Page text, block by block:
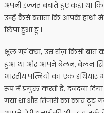
अपनी इज़्ज़त बचाते हुए कहा था
उन्हें कैसे बताता कि आपके हाथों
छिपा हुआ हूं ।
भूल गईं क्या, उस रोज़ किसी बात
हुआ था और आपने बेलन, बेलन
भारतीय पत्नियों का एक हथियार
रूप में प्रयुक्त करती हैं, दनदना
गया था और तिजोरी का कांच टूट